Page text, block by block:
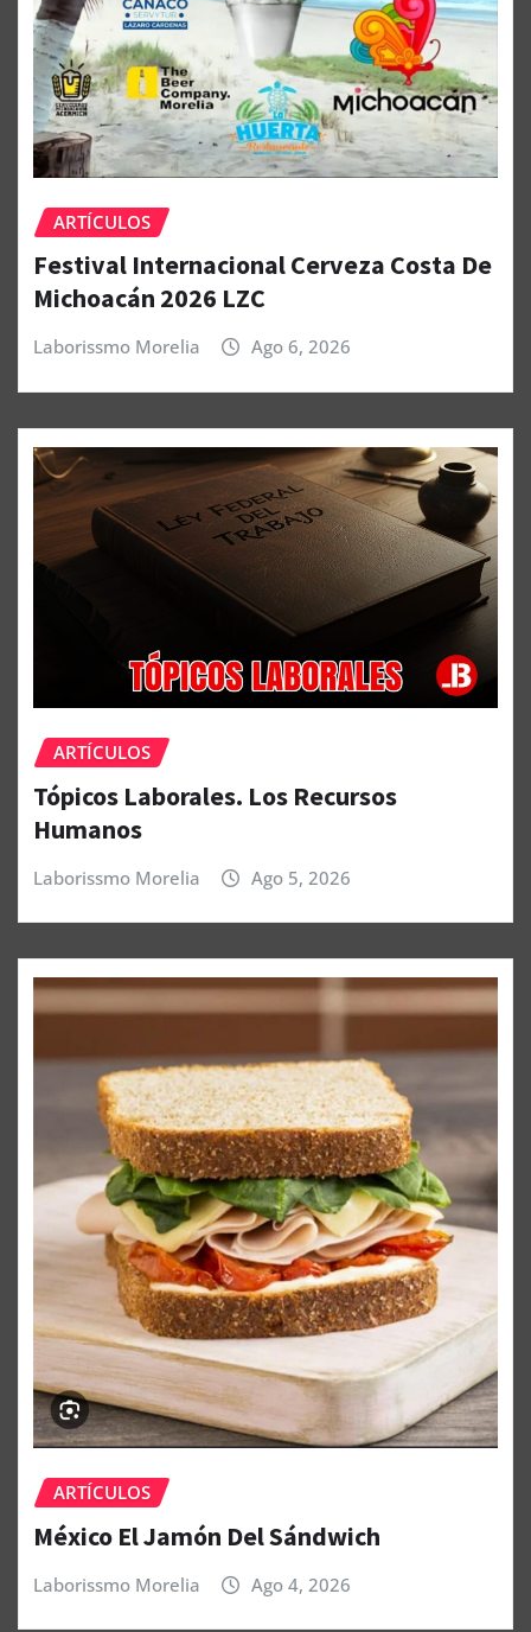
ARTÍCULOS
Festival Internacional Cerveza Costa De
Michoacán 2026 LZC
Laborissmo Morelia Ago 6, 2026
ARTÍCULOS
Tópicos Laborales. Los Recursos
Humanos
Laborissmo Morelia Ago 5, 2026
ARTÍCULOS
México El Jamón Del Sándwich
Laborissmo Morelia Ago 4, 2026